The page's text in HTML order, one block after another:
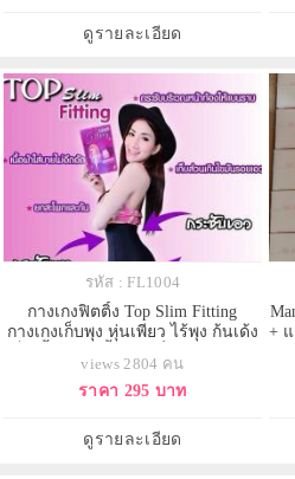
ดูรายละเอียด
รหัส : FL1004
กางเกงฟิตติ้ง Top Slim Fitting
กางเกงเก็บพุง หุ่นเพียว ไร้พุง ก้นเด้ง
views 2804 คน
ราคา 295 บาท
ดูรายละเอียด
+
ไ